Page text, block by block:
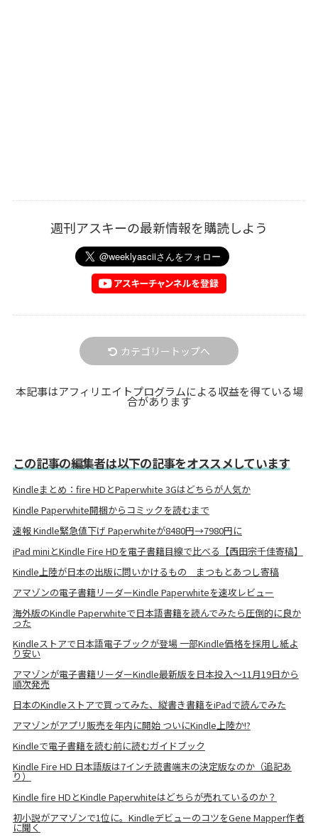
週刊アスキーの最新情報を購読しよう
カテゴリートップへ
本記事はアフィリエイトプログラムによる収益を得ている場
合があります
この記事の編集者は以下の記事をオススメしています
Kindleまとめ：fire HDとPaperwhite 3Gはどちらが人気か
Kindle Paperwhite開梱からコミックを読むまで
速報 Kindle緊急値下げ Paperwhiteが8480円→7980円に
iPad miniとKindle Fire HDを電子書籍目線で比べる【西田宗千佳寄稿】
Kindle上陸が日本の出版に問いかけるもの まつもとあつし寄稿
アマゾンの電子書籍リーダーKindle Paperwhiteを速攻レビュー
海外版のKindle Paperwhiteで日本語書籍を読んでみたら圧倒的に良か
った
Kindleストアで日本語電子ブックが登場 一部Kindle価格を採用し紙よ
り安い
アマゾンが電子書籍リーダーKindle最新版を日本投入〜11月19日から
順次発売
日本のKindleストアで買ってみた、縦書き書籍をiPadで読んでみた
アマゾンがアプリ販売を年内に開始 ついにKindle上陸か!?
Kindleで電子書籍を読む前に読むガイドブック
Kindle Fire HD 日本語版は7インチ読書端末の決定版なのか（追記あ
り）
Kindle fire HDとKindle Paperwhiteはどちらが売れているのか？
初小説がアマゾンで1位に。KindleデビューのコツをGene Mapper作者
に聞く